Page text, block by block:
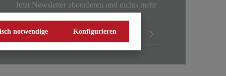
Jetzt Newsletter abonnieren und nichts mehr
notwendige Konfigurieren